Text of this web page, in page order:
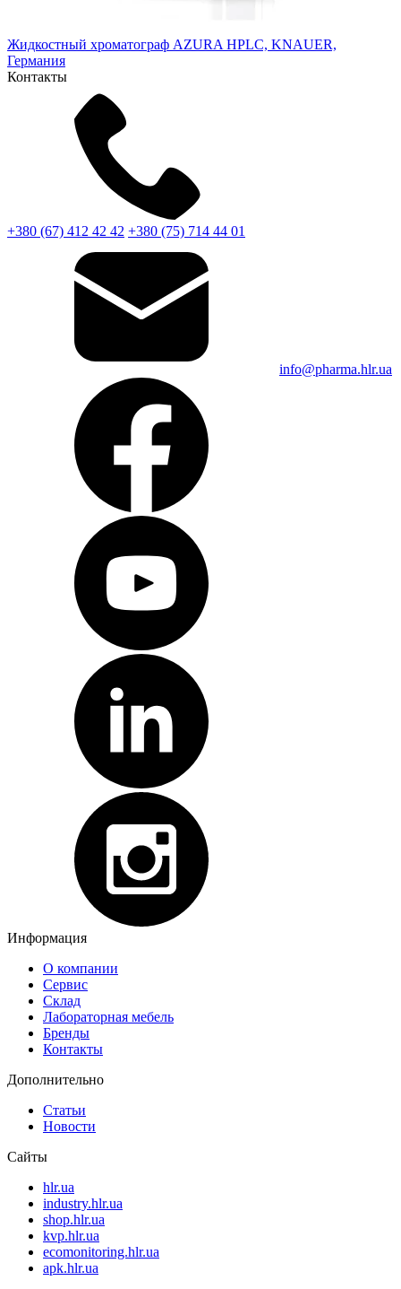
Жидкостный хроматограф AZURA HPLC, KNAUER,
Германия
Контакты
+380 (67) 412 42 42 +380 (75) 714 44 01
info@pharma.hlr.ua
Информация
О компании
Сервис
Склад
Лабораторная мебель
Бренды
Контакты
Дополнительно
Статьи
Новости
Сайты
hlr.ua
industry.hlr.ua
shop.hlr.ua
kvp.hlr.ua
ecomonitoring.hlr.ua
apk.hlr.ua